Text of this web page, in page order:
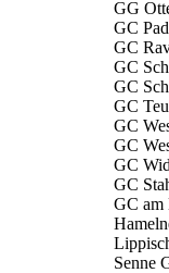
GG
GC
GC
GC
GC
GC
GC
GC
GC
GC
GC am
Senne